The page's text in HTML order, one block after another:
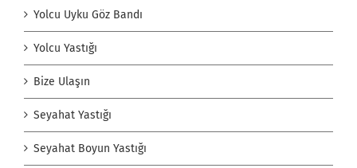
Yolcu Uyku Göz Bandı
Yolcu Yastığı
Bize Ulaşın
Seyahat Yastığı
Seyahat Boyun Yastığı